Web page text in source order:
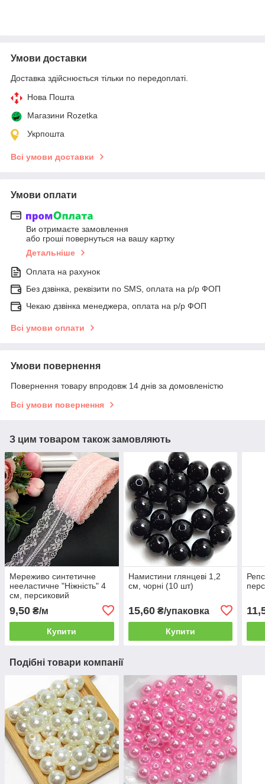
Умови доставки
Доставка здійснюється тільки по передоплаті.
Нова Пошта
Магазини Rozetka
Укрпошта
Всі умови доставки
Умови оплати
Ви отримаєте замовлення
або гроші повернуться на вашу картку
Детальніше
Оплата на рахунок
Без дзвінка, реквізити по SMS, оплата на р/р ФОП
Чекаю дзвінка менеджера, оплата на р/р ФОП
Всі умови оплати
Умови повернення
Повернення товару впродовж 14 днів за домовленістю
Всі умови повернення
З цим товаром також замовляють
Мереживо синтетичне
нееластичне "Ніжність" 4
см, персиковий
9,50 ₴/м
Купити
Намистини глянцеві 1,2
см, чорні (10 шт)
15,60₴/упаковка
Купити
Подібні товари компанії